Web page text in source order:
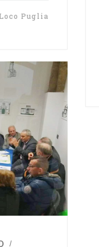
Puglia